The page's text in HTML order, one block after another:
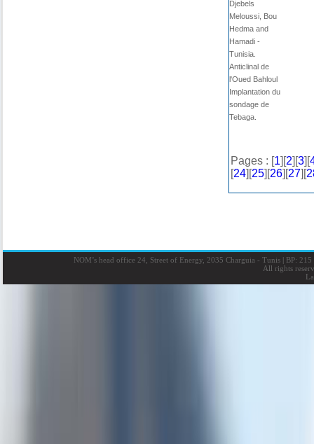
Djebels
Meloussi, Bou
Hedma and
Hamadi -
Tunisia.
Anticlinal de
l'Oued Bahloul
Implantation du
sondage de
Tebaga.
Pages : [1][2][3][
[24][25][26][27][
NOM’s head office 24, Street of Energy, 2035 Charguia - Tunis |BP: 215
All rights